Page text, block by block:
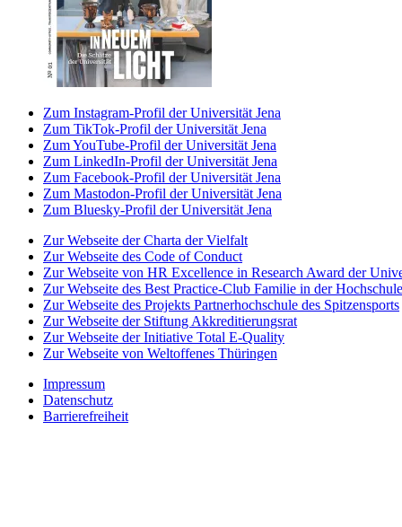
Zum Instagram-Profil der Universität Jena
Zum TikTok-Profil der Universität Jena
Zum YouTube-Profil der Universität Jena
Zum LinkedIn-Profil der Universität Jena
Zum Facebook-Profil der Universität Jena
Zum Mastodon-Profil der Universität Jena
Zum Bluesky-Profil der Universität Jena
Zur Webseite der Charta der Vielfalt
Zur Webseite des Code of Conduct
Zur Webseite von HR Excellence in Research Award der
Zur Webseite des Best Practice-Club Familie in der Hochschule
Zur Webseite des Projekts Partnerhochschule des Spitzensports
Zur Webseite der Stiftung Akkreditierungsrat
Zur Webseite der Initiative Total E-Quality
Zur Webseite von Weltoffenes Thüringen
Impressum
Datenschutz
Barrierefreiheit